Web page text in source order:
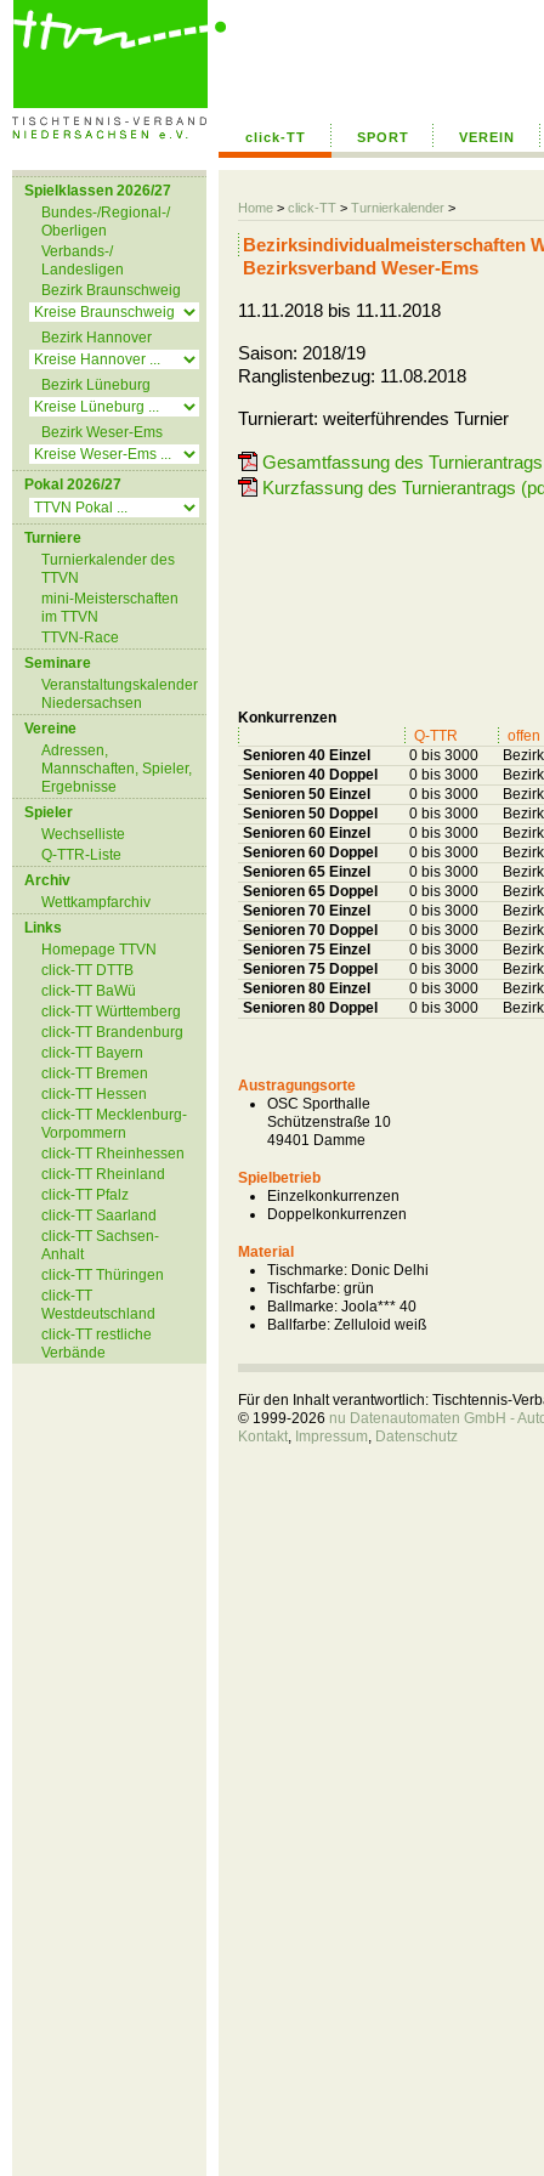
click-TT SPORT VEREIN
Home > click-TT > Turnierkalender >
Spielklassen 2026/27
Bundes-/Regional-/
Oberligen
Verbands-/
Landesligen
Bezirk Braunschweig
Bezirk Hannover
Bezirk Lüneburg
Bezirk Weser-Ems
Pokal 2026/27
Turniere
Turnierkalender des
TTVN
mini-Meisterschaften
im TTVN
TTVN-Race
Seminare
Veranstaltungskalender
Niedersachsen
Vereine
Adressen,
Mannschaften, Spieler,
Ergebnisse
Spieler
Wechselliste
Q-TTR-Liste
Archiv
Wettkampfarchiv
Links
Homepage TTVN
click-TT DTTB
click-TT BaWü
click-TT Württemberg
click-TT Brandenburg
click-TT Bayern
click-TT Bremen
click-TT Hessen
click-TT Mecklenburg-
Vorpommern
click-TT Rheinhessen
click-TT Rheinland
click-TT Pfalz
click-TT Saarland
click-TT Sachsen-
Anhalt
click-TT Thüringen
click-TT
Westdeutschland
click-TT restliche
Verbände
Bezirksindividualmeisterschaften
Bezirksverband Weser-Ems
11.11.2018 bis 11.11.2018
Saison: 2018/19
Ranglistenbezug: 11.08.2018
Turnierart: weiterführendes Turnier
Gesamtfassung des
Kurzfassung des Turnierantrags
Konkurrenzen
Q-TTR
offen
Senioren 40 Einzel
0 bis 3000
Senioren 40 Doppel
0 bis 3000
Senioren 50 Einzel
0 bis 3000
Senioren 50 Doppel
0 bis 3000
Senioren 60 Einzel
0 bis 3000
Senioren 60 Doppel
0 bis 3000
Senioren 65 Einzel
0 bis 3000
Senioren 65 Doppel
0 bis 3000
Senioren 70 Einzel
0 bis 3000
Senioren 70 Doppel
0 bis 3000
Senioren 75 Einzel
0 bis 3000
Senioren 75 Doppel
0 bis 3000
Senioren 80 Einzel
0 bis 3000
Senioren 80 Doppel
0 bis 3000
Austragungsorte
OSC Sporthalle
Schützenstraße 10
49401 Damme
Spielbetrieb
Einzelkonkurrenzen
Doppelkonkurrenzen
Material
Tischmarke: Donic Delhi
Tischfarbe: grün
Ballmarke: Joola*** 40
Ballfarbe: Zelluloid weiß
Für den Inhalt verantwortlich: Tischtennis-
© 1999-2026 nu Datenautomaten GmbH -
Kontakt, Impressum, Datenschutz